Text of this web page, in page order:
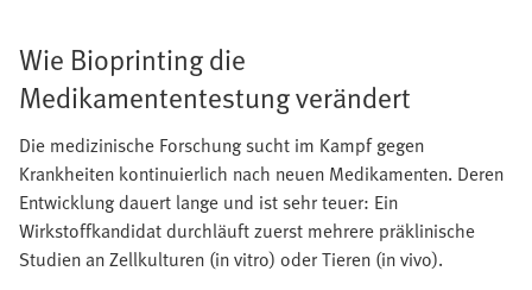
Wie Bioprinting die
Medikamententestung verändert
Die medizinische Forschung sucht im Kampf gegen
Krankheiten kontinuierlich nach neuen Medikamenten. Deren
Entwicklung dauert lange und ist sehr teuer: Ein
Wirkstoffkandidat durchläuft zuerst mehrere präklinische
Studien an Zellkulturen (in vitro) oder Tieren (in vivo).